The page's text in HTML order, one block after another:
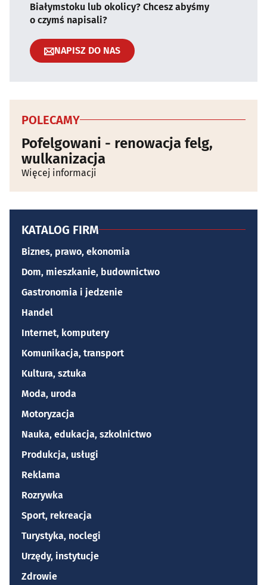
Białymstoku lub okolicy? Chcesz abyśmy
o czymś napisali?
NAPISZ DO NAS
POLECAMY
Pofelgowani - renowacja felg,
wulkanizacja
Więcej informacji
KATALOG FIRM
Biznes, prawo, ekonomia
Dom, mieszkanie, budownictwo
Gastronomia i jedzenie
Handel
Internet, komputery
Komunikacja, transport
Kultura, sztuka
Moda, uroda
Motoryzacja
Nauka, edukacja, szkolnictwo
Produkcja, usługi
Reklama
Rozrywka
Sport, rekreacja
Turystyka, noclegi
Urzędy, instytucje
Zdrowie